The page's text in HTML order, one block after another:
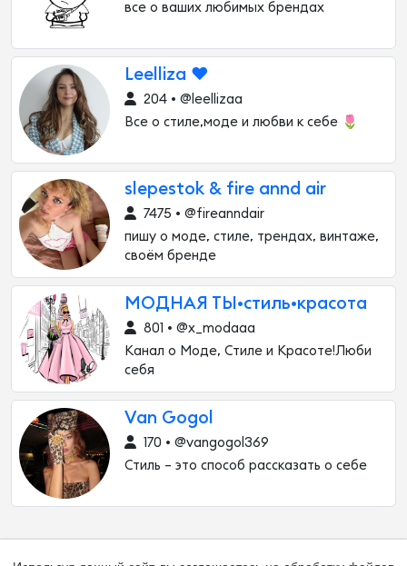
все о ваших любимых брендах
Leelliza ❤️
204 • @leellizaa
Все о стиле,моде и любви к себе 🌷
slepestok & fire annd air
7475 • @fireanndair
пишу о моде, стиле, трендах, винтаже,
своём бренде
МОДНАЯ ТЫ•стиль•красота
801 • @x_modaaa
Канал о Моде, Стиле и Красоте!Люби
себя
Van Gogol
170 • @vangogol369
Стиль – это способ рассказать о себе